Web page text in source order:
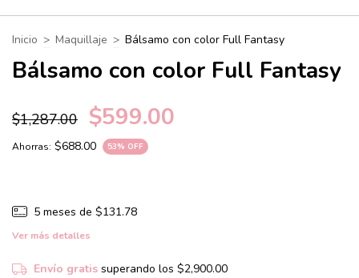
Inicio > Maquillaje > Bálsamo con color Full Fantasy
Bálsamo con color Full Fantasy
$1,287.00 $599.00
Ahorras: $688.00 53% OFF
5 meses de $131.78
Ver más detalles
Envío gratis superando los $2,900.00